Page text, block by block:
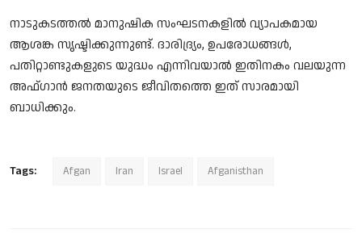
നാടുകടത്തല്‍ മാനുഷിക സംഘടനകളില്‍ വ്യാപകമായ
ആശങ്ക സൃഷ്ടിക്കുന്നുണ്ട്. ദാരിദ്ര്യം, ഉപരോധങ്ങള്‍,
പതിറ്റാണ്ടുകളുടെ യുദ്ധം എന്നിവയാല്‍ ഇതിനകം വലയുന്ന
അഫ്ഗാന്‍ ജനതയുടെ ജീവിതത്തെ ഇത് സാരമായി
ബാധിക്കും.
Tags: Afgan Iran Israel Afganisthan